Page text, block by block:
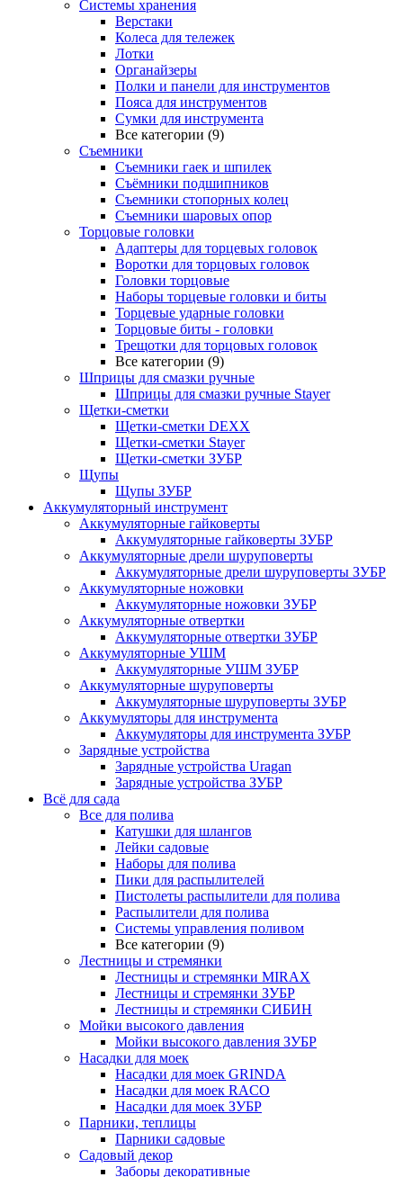
Системы хранения
Верстаки
Колеса для тележек
Лотки
Органайзеры
Полки и панели для инструментов
Пояса для инструментов
Сумки для инструмента
Все категории (9)
Съемники
Съемники гаек и шпилек
Съёмники подшипников
Съемники стопорных колец
Съемники шаровых опор
Торцовые головки
Адаптеры для торцевых головок
Воротки для торцовых головок
Головки торцовые
Наборы торцевые головки и биты
Торцевые ударные головки
Торцовые биты - головки
Трещотки для торцовых головок
Все категории (9)
Шприцы для смазки ручные
Шприцы для смазки ручные Stayer
Щетки-сметки
Щетки-сметки DEXX
Щетки-сметки Stayer
Щетки-сметки ЗУБР
Щупы
Щупы ЗУБР
Аккумуляторный инструмент
Аккумуляторные гайковерты
Аккумуляторные гайковерты ЗУБР
Аккумуляторные дрели шуруповерты
Аккумуляторные дрели шуруповерты ЗУБР
Аккумуляторные ножовки
Аккумуляторные ножовки ЗУБР
Аккумуляторные отвертки
Аккумуляторные отвертки ЗУБР
Аккумуляторные УШМ
Аккумуляторные УШМ ЗУБР
Аккумуляторные шуруповерты
Аккумуляторные шуруповерты ЗУБР
Аккумуляторы для инструмента
Аккумуляторы для инструмента ЗУБР
Зарядные устройства
Зарядные устройства Uragan
Зарядные устройства ЗУБР
Всё для сада
Все для полива
Катушки для шлангов
Лейки садовые
Наборы для полива
Пики для распылителей
Пистолеты распылители для полива
Распылители для полива
Системы управления поливом
Все категории (9)
Лестницы и стремянки
Лестницы и стремянки MIRAX
Лестницы и стремянки ЗУБР
Лестницы и стремянки СИБИН
Мойки высокого давления
Мойки высокого давления ЗУБР
Насадки для моек
Насадки для моек GRINDA
Насадки для моек RACO
Насадки для моек ЗУБР
Парники, теплицы
Парники садовые
Садовый декор
Заборы декоративные